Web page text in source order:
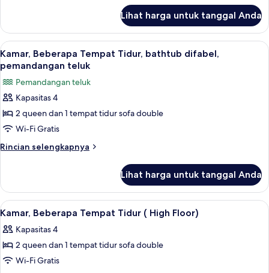
dengan
tempat
tidur
Sofa
(Speciality)
Kamar,
Tempat
Tidur
King
dengan
tempat
Sofa
(Speciality)
Lihat harga untuk tanggal Anda
Lihat
semua
foto
untuk
Kamar,
Beberapa
Tempat
Tidur,
pemandangan
teluk
Seprai premium, bantalan ekstra
6
Kamar, Beberapa Tempat Tidur, bathtub difabel,
pemandangan teluk
Pemandangan teluk
Kapasitas 4
2 queen dan 1 tempat tidur sofa double
Wi-Fi Gratis
Rincian selengkapnya
Rincian
Kamar,
Beberapa
Tempat
bathtub
difabel,
teluk
Lihat harga untuk tanggal Anda
Lihat
semua
foto
untuk
Kamar,
Seprai premium, bantalan ekstra
6
Kamar, Beberapa Tempat Tidur ( High Floor)
Kapasitas 4
2 queen dan 1 tempat tidur sofa double
Wi-Fi Gratis